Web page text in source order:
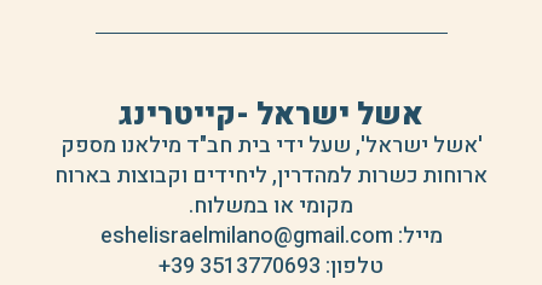
אשל ישראל -קייטרינג
'אשל ישראל', שעל ידי בית חב"ד מילאנו מספק
ארוחות כשרות למהדרין, ליחידים וקבוצות בארוח
מקומי או במשלוח.
מייל: eshelisraelmilano@gmail.com
טלפון: +39 3513770693